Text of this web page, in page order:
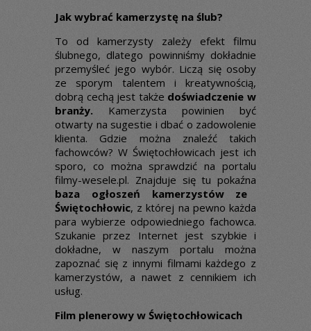
Jak wybrać kamerzystę na ślub?
To od kamerzysty zależy efekt filmu
ślubnego, dlatego powinniśmy dokładnie
przemyśleć jego wybór. Liczą się osoby
ze sporym talentem i kreatywnością,
dobrą cechą jest także doświadczenie w
branży. Kamerzysta powinien być
otwarty na sugestie i dbać o zadowolenie
klienta. Gdzie można znaleźć takich
fachowców? W Świętochłowicach jest ich
sporo, co można sprawdzić na portalu
filmy-wesele.pl. Znajduje się tu pokaźna
baza ogłoszeń kamerzystów ze
Świętochłowic, z której na pewno każda
para wybierze odpowiedniego fachowca.
Szukanie przez Internet jest szybkie i
dokładne, w naszym portalu można
zapoznać się z innymi filmami każdego z
kamerzystów, a nawet z cennikiem ich
usług.
Film plenerowy w Świętochłowicach